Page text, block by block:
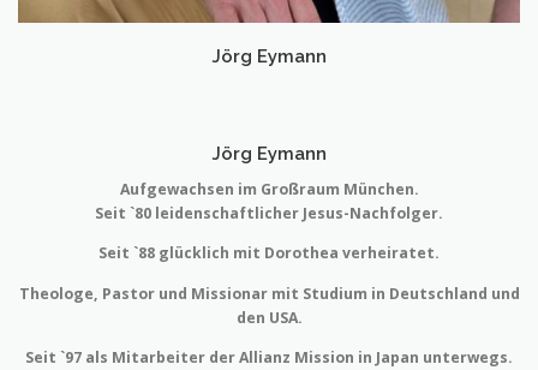
Jörg Eymann
Jörg Eymann
Aufgewachsen im Großraum München.
Seit `80 leidenschaftlicher Jesus-Nachfolger.
Seit `88 glücklich mit Dorothea verheiratet.
Theologe, Pastor und Missionar mit Studium in Deutschland und
den USA.
Seit `97 als Mitarbeiter der Allianz Mission in Japan unterwegs.